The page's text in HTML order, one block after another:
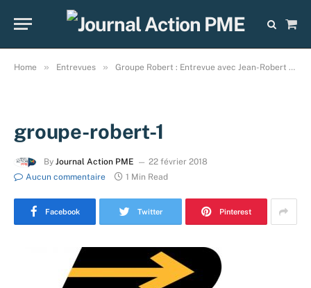
Cart
Home » Entrevues » Groupe Robert : Entrevue avec Jean-Robert Lessard alors qu’il était vice-président marketing !
groupe-robert-1
By Journal Action PME
22 février 2018
Aucun commentaire
1 Min Read
Facebook Twitter Pinterest